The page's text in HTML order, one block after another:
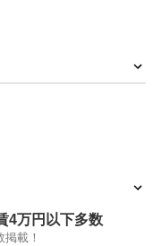
4万円以下多数
載！